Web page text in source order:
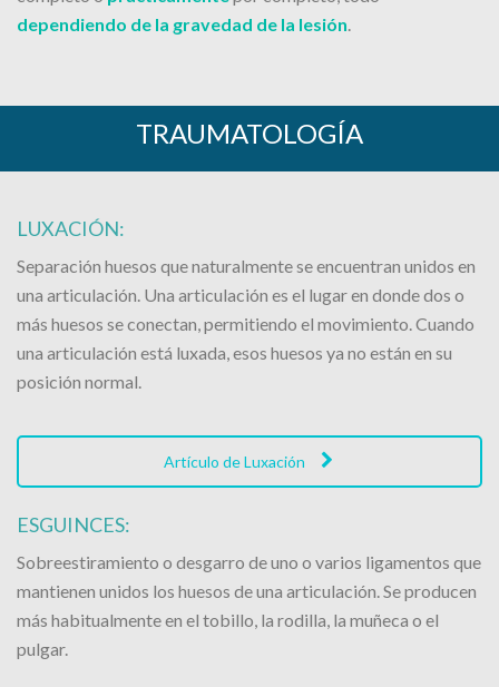
dependiendo de la gravedad de la lesión.
TRAUMATOLOGÍA
LUXACIÓN:
Separación huesos que naturalmente se encuentran unidos en
una articulación. Una articulación es el lugar en donde dos o
más huesos se conectan, permitiendo el movimiento. Cuando
una articulación está luxada, esos huesos ya no están en su
posición normal.
Artículo de Luxación
ESGUINCES:
Sobreestiramiento o desgarro de uno o varios ligamentos que
mantienen unidos los huesos de una articulación. Se producen
más habitualmente en el tobillo, la rodilla, la muñeca o el
pulgar.